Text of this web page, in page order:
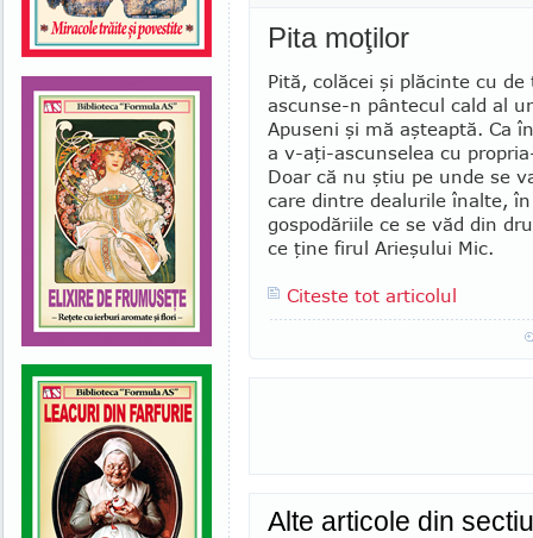
Pita moţilor
Pită, colăcei şi plăcinte cu
ascunse-n pântecul cald al
Apuseni şi mă aşteaptă. Ca
a v-aţi-ascunselea cu
Doar că nu ştiu pe unde se
care dintre dealurile înalte,
gospodăriile ce se văd din
ce ţine firul Arieşului Mic.
Citeste tot articolul
Alte articole din